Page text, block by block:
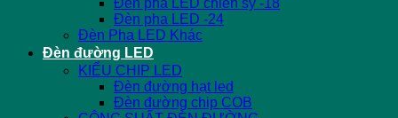
Đèn pha LED chiến sỹ -18
Đèn pha LED -24
Đèn Pha LED Khác
Đèn đường LED
KIỂU CHIP LED
Đèn đường hạt led
Đèn đường chip COB